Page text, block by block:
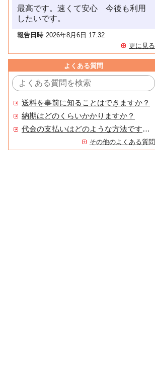
最高です。速くて安心 今後も利用
したいです。
報告日時 2026年8月6日 17:32
更に見る
よくある質問
送料を事前に知ることはできますか？
納期はどのくらいかかりますか？
代金の支払いはどのような方法ですか？
その他のよくある質問